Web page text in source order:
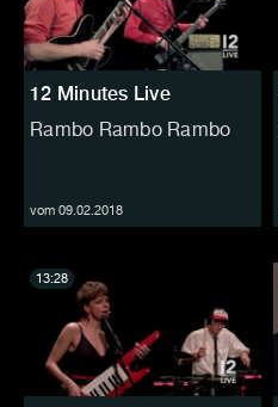
12 Minutes Live
Rambo Rambo Rambo
vom 09.02.2018
13:28